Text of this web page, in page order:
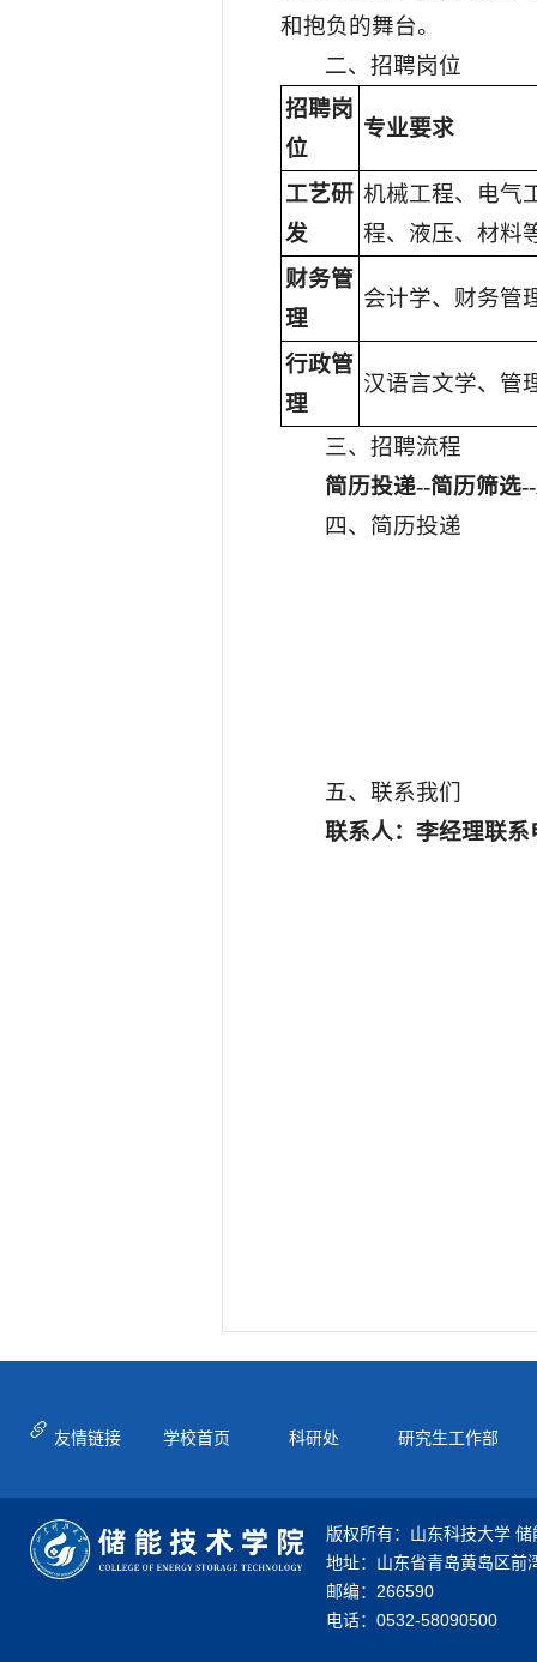
和抱负的舞台。
二、招聘岗位
招聘岗
位
专业要求
工艺研
发
机械工程、电气
程、液压、材料
财务管
理
会计学、财务管
行政管
理
汉语言文学、管
三、招聘流程
简历投递--简历筛选
四、简历投递
五、联系我们
联系人：李经理联系
友情链接 学校首页 科研处 研究生工作部
版权所有：山东科技大学
地址：山东省青岛黄岛区前
邮编：266590
电话：0532-58090500